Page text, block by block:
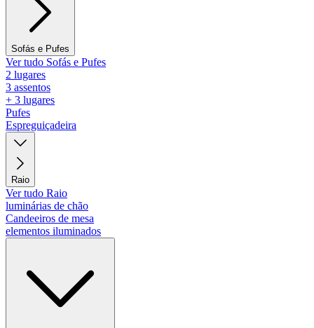
Sofás e Pufes
Ver tudo Sofás e Pufes
2 lugares
3 assentos
+ 3 lugares
Pufes
Espreguiçadeira
Raio
Ver tudo Raio
luminárias de chão
Candeeiros de mesa
elementos iluminados